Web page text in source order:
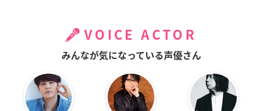
VOICE ACTOR
みんなが気になっている声優さん